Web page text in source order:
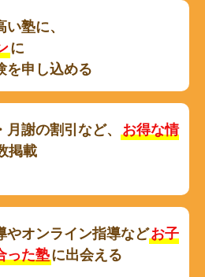
塾に、
に
を申し込める
月謝の割引など、
お得な情
掲載
やオンライン指導などお子
った塾に出会える